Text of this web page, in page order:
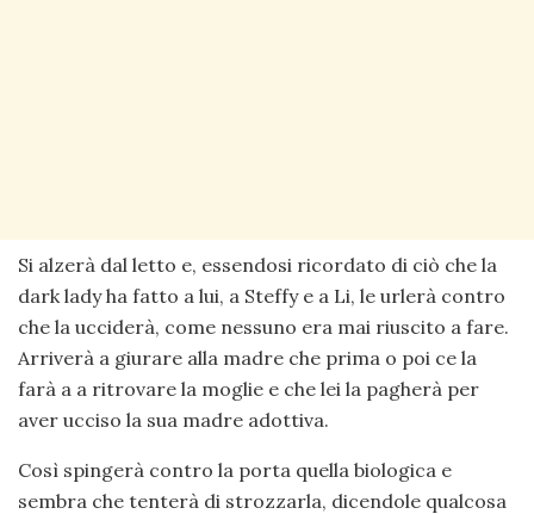
Si alzerà dal letto e, essendosi ricordato di ciò che la
dark lady ha fatto a lui, a Steffy e a Li, le urlerà contro
che la ucciderà, come nessuno era mai riuscito a fare.
Arriverà a giurare alla madre che prima o poi ce la
farà a a ritrovare la moglie e che lei la pagherà per
aver ucciso la sua madre adottiva.
Così spingerà contro la porta quella biologica e
sembra che tenterà di strozzarla, dicendole qualcosa